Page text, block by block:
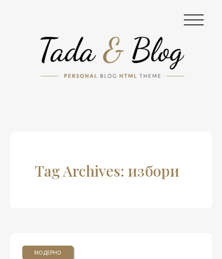
|||
Tag Archives: избори
МОДЕРНО